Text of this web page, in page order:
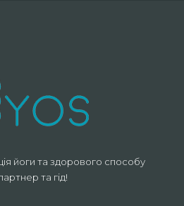
йоги та здорового способу
та гід!